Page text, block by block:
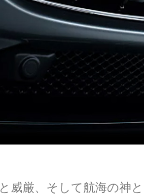
威厳、そして航海の神